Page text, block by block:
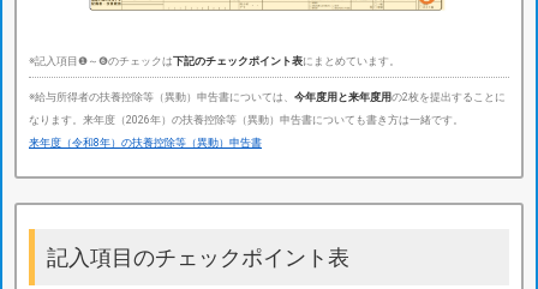
※記入項目❶～❻のチェックは下記のチェックポイント表にまとめています。
※給与所得者の扶養控除等（異動）申告書については、 今年度用と来年度用の2枚を提出することに
なります。来年度（2026年）の扶養控除等（異動）申告書についても書き方は一緒です。
来年度（令和8年）の扶養控除等（異動）申告書
記入項目のチェックポイント表